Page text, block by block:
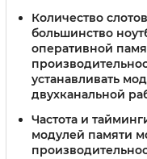
Количество
большинство
оперативной
устанавливать
двухканальной
Частота и
модулей памяти